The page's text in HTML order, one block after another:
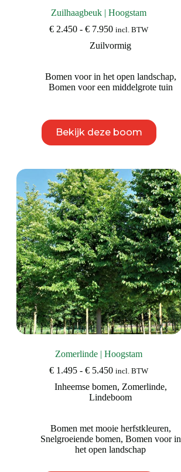
Zuilhaagbeuk | Hoogstam
€ 2.450 - € 7.950Prijsklasse:
tot
incl. BTW
Zuilvormig
Bomen voor in het open landschap,
Bomen voor een middelgrote tuin
Bekijk deze boom
product
heeft
variaties.
Deze
optie
kan
gekozen
worden
op
de
productpagina
Zomerlinde | Hoogstam
€ 1.495 - € 5.450Prijsklasse:
tot
€ 5.450
incl. BTW
Inheemse bomen, Zomerlinde,
Lindeboom
Bomen met mooie herfstkleuren,
Snelgroeiende bomen, Bomen voor in
het open landschap